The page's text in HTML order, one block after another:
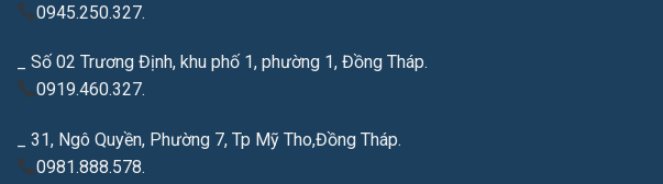
0945.250.327.
_ Số 02 Trương Định, khu phố 1, phường 1, Đồng Tháp.
0919.460.327.
_ 31, Ngô Quyền, Phường 7, Tp Mỹ Tho,Đồng Tháp.
0981.888.578.